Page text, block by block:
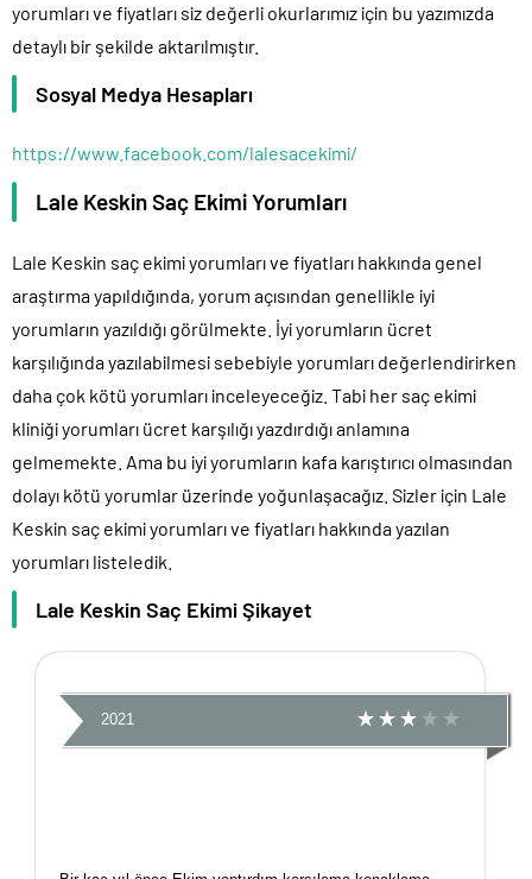
yorumları ve fiyatları siz değerli okurlarımız için bu yazımızda
detaylı bir şekilde aktarılmıştır.
Sosyal Medya Hesapları
https://www.facebook.com/lalesacekimi/
Lale Keskin Saç Ekimi Yorumları
Lale Keskin saç ekimi yorumları ve fiyatları hakkında genel
araştırma yapıldığında, yorum açısından genellikle iyi
yorumların yazıldığı görülmekte. İyi yorumların ücret
karşılığında yazılabilmesi sebebiyle yorumları değerlendirirken
daha çok kötü yorumları inceleyeceğiz. Tabi her saç ekimi
kliniği yorumları ücret karşılığı yazdırdığı anlamına
gelmemekte. Ama bu iyi yorumların kafa karıştırıcı olmasından
dolayı kötü yorumlar üzerinde yoğunlaşacağız. Sizler için Lale
Keskin saç ekimi yorumları ve fiyatları hakkında yazılan
yorumları listeledik.
Lale Keskin Saç Ekimi Şikayet
2021